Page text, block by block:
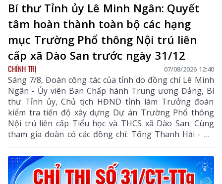
Bí thư Tỉnh ủy Lê Minh Ngân: Quyết
tâm hoàn thành toàn bộ các hạng
mục Trường Phổ thông Nội trú liên
cấp xã Dào San trước ngày 31/12
CHÍNH TRỊ 07/08/2026 12:40
Sáng 7/8, Đoàn công tác của tỉnh do đồng chí Lê Minh
Ngân - Ủy viên Ban Chấp hành Trung ương Đảng, Bí
thư Tỉnh ủy, Chủ tịch HĐND tỉnh làm Trưởng đoàn
kiểm tra tiến độ xây dựng Dự án Trường Phổ thông
Nội trú liên cấp Tiểu học và THCS xã Dào San. Cùng
tham gia đoàn có các đồng chí: Tống Thanh Hải - Uỷ
viên Ban Thường vụ Tỉnh ủy, Phó Chủ tịch Thường
trực UBND tỉnh; Lê Đức Dục - Ủy viên Ban Thường vụ,
Trưởng Ban Tuyên giáo và Dân vận Tỉnh ủy; lãnh đạo
một số sở, ngành liên quan và xã Dào San.